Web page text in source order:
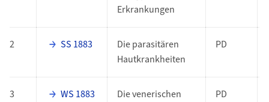
Erkrankungen
2 SS 1883
Die parasitären
Hautkrankheiten
PD
3 WS 1883
Die venerischen
PD